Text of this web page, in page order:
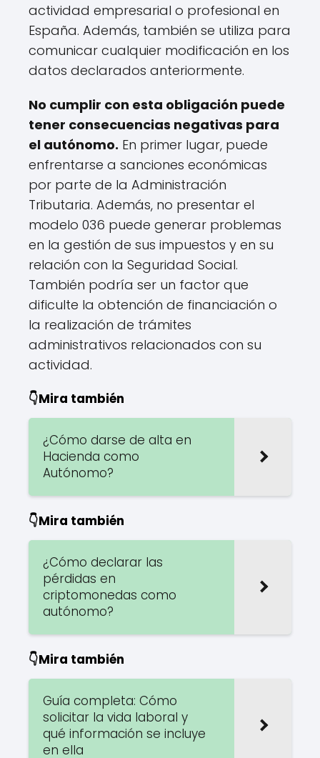
actividad empresarial o profesional en
España. Además, también se utiliza para
comunicar cualquier modificación en los
datos declarados anteriormente.
No cumplir con esta obligación puede
tener consecuencias negativas para
el autónomo. En primer lugar, puede
enfrentarse a sanciones económicas
por parte de la Administración
Tributaria. Además, no presentar el
modelo 036 puede generar problemas
en la gestión de sus impuestos y en su
relación con la Seguridad Social.
También podría ser un factor que
dificulte la obtención de financiación o
la realización de trámites
administrativos relacionados con su
actividad.
👇Mira también
¿Cómo darse de alta en
Hacienda como
Autónomo?
👇Mira también
¿Cómo declarar las
pérdidas en
criptomonedas como
autónomo?
👇Mira también
Guía completa: Cómo
solicitar la vida laboral y
qué información se incluye
en ella